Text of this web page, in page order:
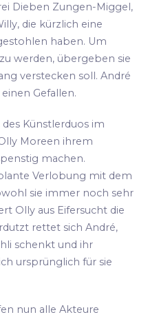
Dieben Zungen-Miggel,
die kürzlich eine
haben. Um
werden, übergeben sie
verstecken soll. André
Gefallen.
Künstlerduos im
Moreen ihrem
machen.
Verlobung mit dem
sie immer noch sehr
Olly aus Eifersucht die
rettet sich André,
schenkt und ihr
ursprünglich für sie
nun alle Akteure